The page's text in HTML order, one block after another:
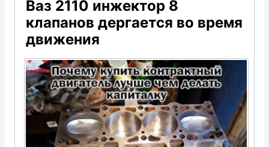
Ваз 2110 инжектор 8
клапанов дергается во время
движения